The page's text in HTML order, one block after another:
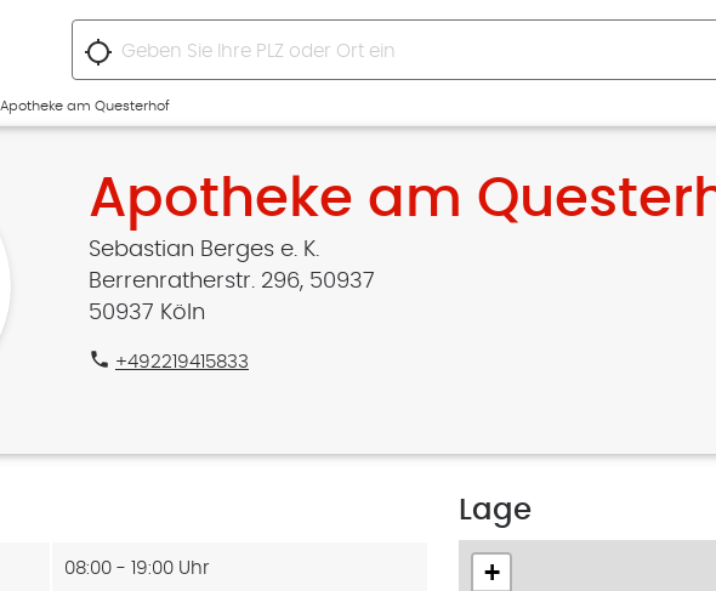
location_searching
Apotheke am Questerhof
Apotheke am
Sebastian Berges e. K.
Berrenratherstr. 296, 50937
50937 Köln
phone +492219415833
08:00 - 19:00 Uhr
Lage
+